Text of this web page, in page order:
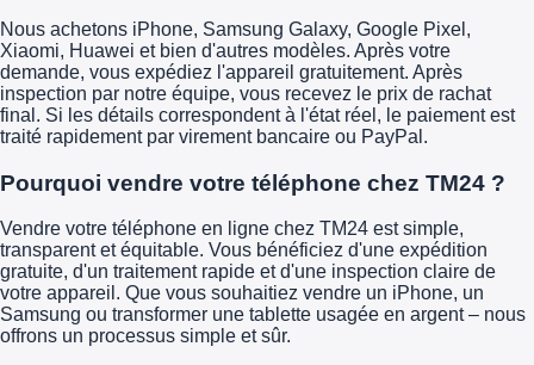
Nous achetons iPhone, Samsung Galaxy, Google Pixel,
Xiaomi, Huawei et bien d'autres modèles. Après votre
demande, vous expédiez l'appareil gratuitement. Après
inspection par notre équipe, vous recevez le prix de rachat
final. Si les détails correspondent à l'état réel, le paiement est
traité rapidement par virement bancaire ou PayPal.
Pourquoi vendre votre téléphone chez TM24 ?
Vendre votre téléphone en ligne chez TM24 est simple,
transparent et équitable. Vous bénéficiez d'une expédition
gratuite, d'un traitement rapide et d'une inspection claire de
votre appareil. Que vous souhaitiez vendre un iPhone, un
Samsung ou transformer une tablette usagée en argent – nous
offrons un processus simple et sûr.